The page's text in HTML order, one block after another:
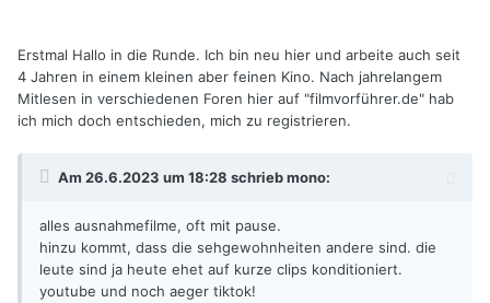
Erstmal Hallo in die Runde. Ich bin neu hier und arbeite auch seit
4 Jahren in einem kleinen aber feinen Kino. Nach jahrelangem
Mitlesen in verschiedenen Foren hier auf "filmvorführer.de" hab
ich mich doch entschieden, mich zu registrieren.
Am 26.6.2023 um 18:28 schriebmono:
alles ausnahmefilme, oft mit pause.
hinzu kommt, dass die sehgewohnheiten andere sind. die
leute sind ja heute ehet auf kurze clips konditioniert.
youtube und noch aeger tiktok!